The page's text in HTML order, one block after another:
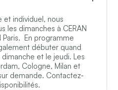
et individuel, nous
les dimanches à CERAN
Paris. En programme
débuter quand
et le jeudi. Les
Cologne, Milan et
demande. Contactez-